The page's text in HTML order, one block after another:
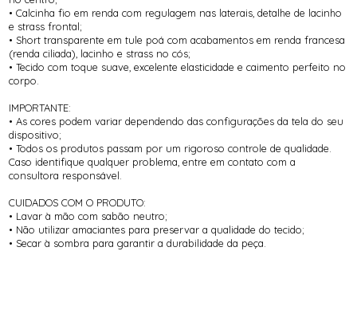
• Calcinha fio em renda com regulagem nas laterais, detalhe de lacinho
e strass frontal;
• Short transparente em tule poá com acabamentos em renda francesa
(renda ciliada), lacinho e strass no cós;
• Tecido com toque suave, excelente elasticidade e caimento perfeito no
corpo.
IMPORTANTE:
• As cores podem variar dependendo das configurações da tela do seu
dispositivo;
• Todos os produtos passam por um rigoroso controle de qualidade.
Caso identifique qualquer problema, entre em contato com a
consultora responsável.
CUIDADOS COM O PRODUTO:
• Lavar à mão com sabão neutro;
• Não utilizar amaciantes para preservar a qualidade do tecido;
• Secar à sombra para garantir a durabilidade da peça.